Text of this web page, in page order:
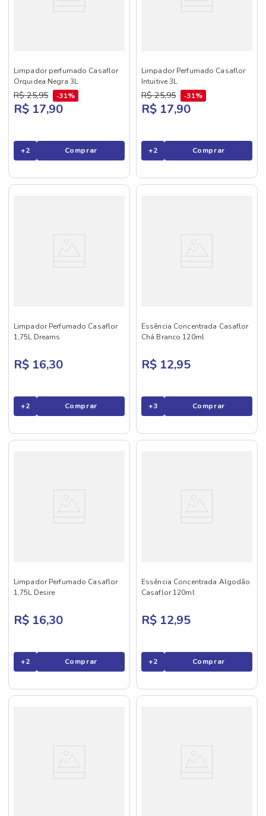
Limpador perfumado Casaflor
Orquidea Negra 3L
R$ 25,95 31%
R$ 17,90
+2 Comprar
Limpador Perfumado Casaflor
Intuitive 3L
R$ 25,95 31%
R$ 17,90
+2 Comprar
Limpador Perfumado Casaflor
1,75L Dreams
R$ 16,30
+2 Comprar
Essência Concentrada Casaflor
Chá Branco 120ml
R$ 12,95
+3 Comprar
Limpador Perfumado Casaflor
1,75L Desire
R$ 16,30
+2 Comprar
Essência Concentrada Algodão
Casaflor 120ml
R$ 12,95
+2 Comprar